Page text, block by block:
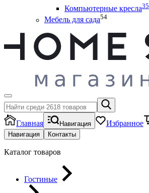
Компьютерные кресла35
Мебель для сада54
Главная Навигация Избранное
Навигация Контакты
Каталог товаров
Гостиные